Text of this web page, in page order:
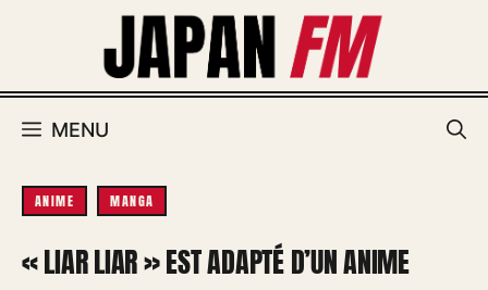
MENU
ANIME MANGA
« LIAR LIAR » EST ADAPTÉ D’UN ANIME